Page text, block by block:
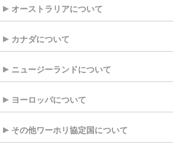
オーストラリアについて
カナダについて
ニュージーランドについて
ヨーロッパについて
その他ワーホリ協定国について